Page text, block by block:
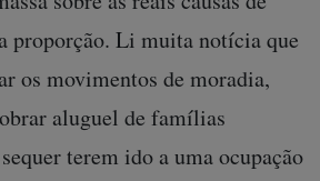
terreno
de
Ocupação Olga Benário, zona sul
de São Paulo, em 2009
muita discussão em público
sobre as reais causas de